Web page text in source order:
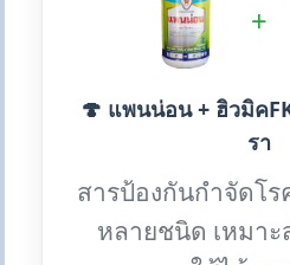
+
🍄 แพนน่อน + ฮิวมิค
รา
สารป้องกันกำจัดโร
หลายชนิด เหมา